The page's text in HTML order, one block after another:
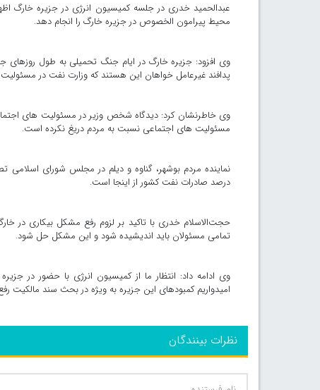
عبدالحمید خدری در جلسه کمیسیون انرژی در جزیره خارگ
محیط پیرامون الخصوص در جزیره خارگ را انجام دهد.
وی افزود: جزیره خارگ در ایام جنگ تحمیلی به طول روزهای
پدافند غیرعامل خواهان این هستند که وزارت نفت در
وی خاطرنشان کرد: دیدگاه شخص وزیر در مسئولیت های
مسئولیت های اجتماعی نسبت به مردم دریغ نکرده است.
درصد صادرات نفت کشور از اینجا است.
حجت‌الاسلام خدری با تاکید بر لزوم رفع مشکل بیکاری
تمامی مسئولان باید اندیشیده شود و این مشکل حل شود.
وی ادامه داد: انتظار ما از کمیسیون انرژی با حضور در
امیدواریم کمبودهای این جزیره به ویژه در بحث سند
نظرات بینندگان